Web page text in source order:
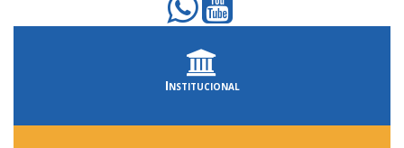
Institucional